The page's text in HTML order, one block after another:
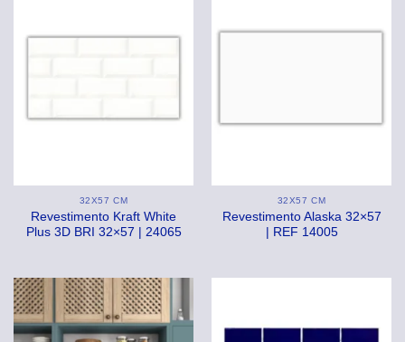
32X57 CM
Revestimento Kraft White
Plus 3D BRI 32×57 | 24065
32X57 CM
Revestimento Alaska 32×57
| REF 14005